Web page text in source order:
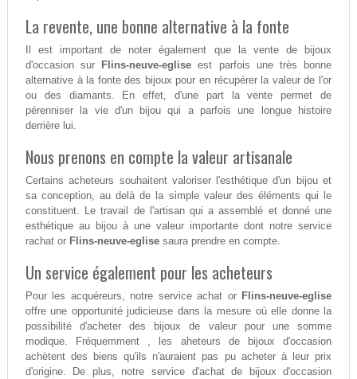
La revente, une bonne alternative à la fonte
Il est important de noter également que la vente de bijoux
d'occasion sur Flins-neuve-eglise est parfois une très bonne
alternative à la fonte des bijoux pour en récupérer la valeur de l'or
ou des diamants. En effet, d'une part la vente permet de
pérenniser la vie d'un bijou qui a parfois une longue histoire
derrière lui.
Nous prenons en compte la valeur artisanale
Certains acheteurs souhaitent valoriser l'esthétique d'un bijou et
sa conception, au delà de la simple valeur des éléments qui le
constituent. Le travail de l'artisan qui a assemblé et donné une
esthétique au bijou à une valeur importante dont notre service
rachat or Flins-neuve-eglisesaura prendre en compte.
Un service également pour les acheteurs
Pour les acquéreurs, notre service achat or Flins-neuve-eglise
offre une opportunité judicieuse dans la mesure où elle donne la
possibilité d'acheter des bijoux de valeur pour une somme
modique. Fréquemment , les aheteurs de bijoux d'occasion
achètent des biens qu'ils n'auraient pas pu acheter à leur prix
d'origine. De plus, notre service d'achat de bijoux d'occasion